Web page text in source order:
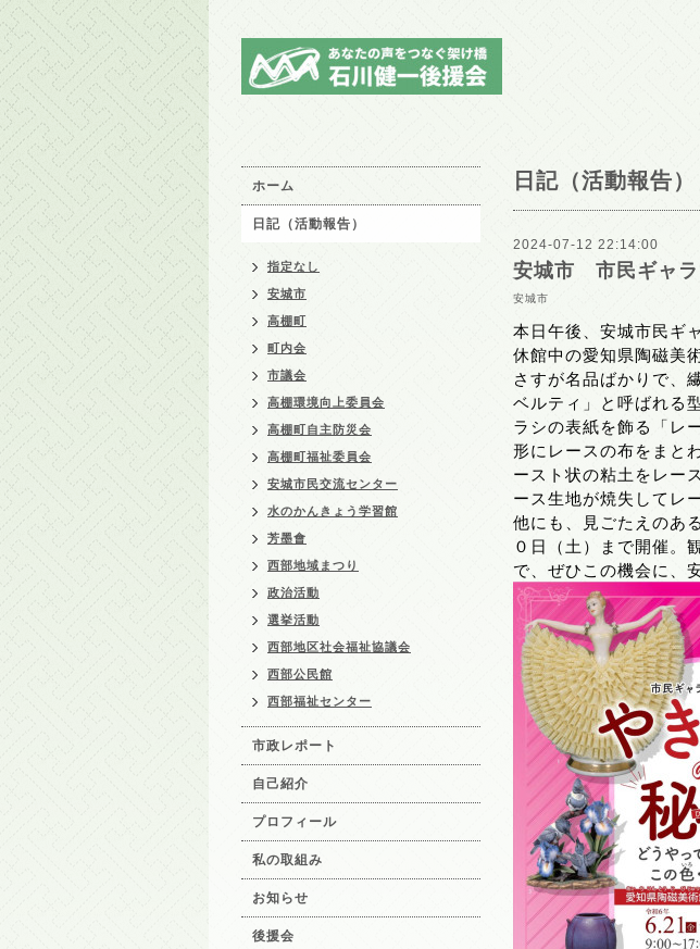
日記（活動報告）
2024-07-12 22:14:00
安城市 市民ギャラ
安城市
本日午後、安城市民ギ
休館中の愛知県陶磁美
さすが名品ばかりで、
ベルティ」と呼ばれる
ラシの表紙を飾る「レ
形にレースの布をまと
ースト状の粘土をレー
ース生地が焼失してレ
他にも、見ごたえのあ
０日（土）まで開催。
で、ぜひこの機会に、
ホーム
日記（活動報告）
指定なし
安城市
高棚町
町内会
市議会
高棚環境向上委員会
高棚町自主防災会
高棚町福祉委員会
安城市民交流センター
水のかんきょう学習館
芳墨會
西部地域まつり
政治活動
選挙活動
西部地区社会福祉協議会
西部公民館
西部福祉センター
市政レポート
自己紹介
プロフィール
私の取組み
お知らせ
後援会